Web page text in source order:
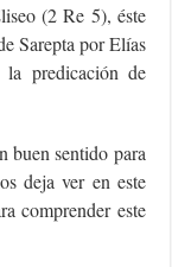
(2 Re 5), éste
Sarepta por Elías
predicación de
buen sentido para
deja ver en este
comprender este